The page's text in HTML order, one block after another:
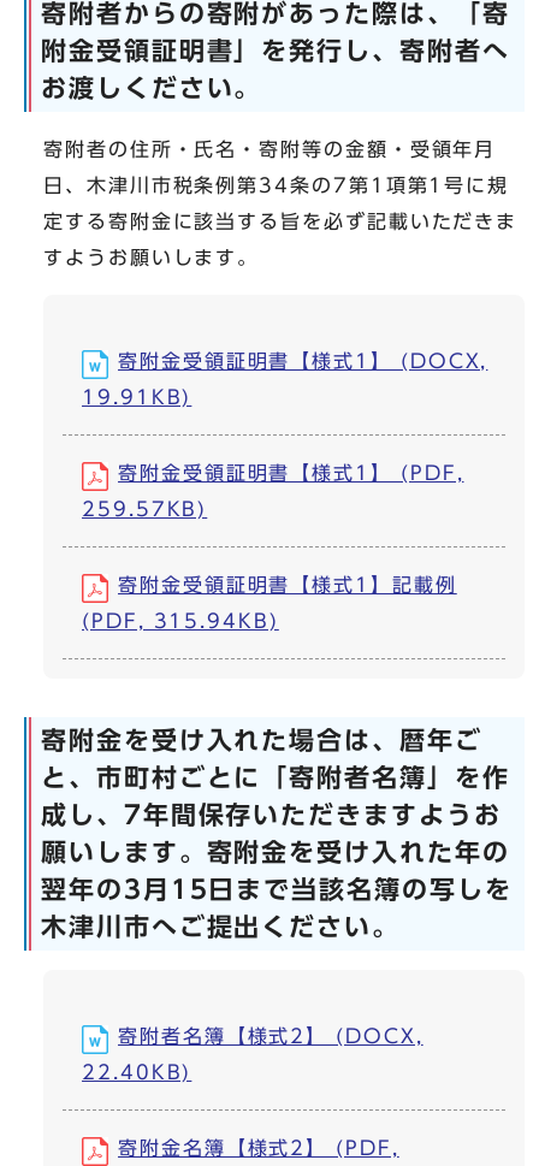
寄附者からの寄附があった際は、「寄
附金受領証明書」を発行し、寄附者へ
お渡しください。
寄附者の住所・氏名・寄附等の金額・受領年月
日、木津川市税条例第34条の7第1項第1号に規
定する寄附金に該当する旨を必ず記載いただきま
すようお願いします。
寄附金受領証明書【様式1】 (DOCX,
19.91KB)
寄附金受領証明書【様式1】 (PDF,
259.57KB)
寄附金受領証明書【様式1】記載例
(PDF, 315.94KB)
寄附金を受け入れた場合は、暦年ご
と、市町村ごとに「寄附者名簿」を作
成し、7年間保存いただきますようお
願いします。寄附金を受け入れた年の
翌年の3月15日まで当該名簿の写しを
木津川市へご提出ください。
寄附者名簿【様式2】 (DOCX,
22.40KB)
寄附金名簿【様式2】 (PDF,